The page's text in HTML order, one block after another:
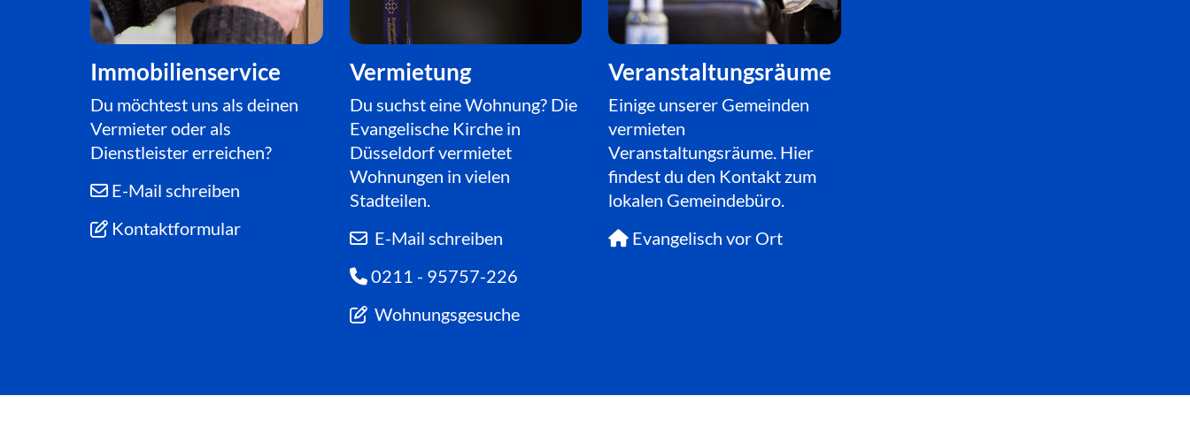
Immobilienservice
Du möchtest uns als deinen
Vermieter oder als
Dienstleister erreichen?
 E-Mail schreiben
 Kontaktformular
Vermietung
Du suchst eine Wohnung? Die
Evangelische Kirche in
Düsseldorf vermietet
Wohnungen in vielen
Stadteilen.
E-Mail schreiben
 0211 - 95757-226
Wohnungsgesuche
Veranstaltungsräume
Einige unserer Gemeinden
vermieten
Veranstaltungsräume. Hier
findest du den Kontakt zum
lokalen Gemeindebüro.
 Evangelisch vor Ort